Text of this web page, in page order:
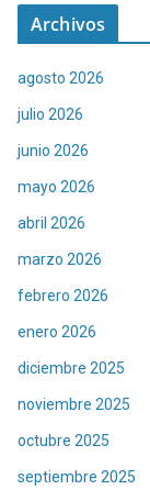
Archivos
agosto 2026
julio 2026
junio 2026
mayo 2026
abril 2026
marzo 2026
febrero 2026
enero 2026
diciembre 2025
noviembre 2025
octubre 2025
septiembre 2025